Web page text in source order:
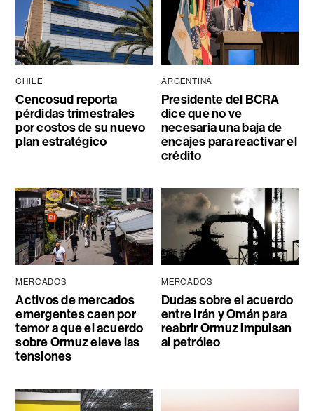
CHILE
Cencosud reporta
pérdidas trimestrales
por costos de su nuevo
plan estratégico
ARGENTINA
Presidente del BCRA
dice que no ve
necesaria una baja de
encajes para reactivar el
crédito
MERCADOS
Activos de mercados
emergentes caen por
temor a que el acuerdo
sobre Ormuz eleve las
tensiones
MERCADOS
Dudas sobre el acuerdo
entre Irán y Omán para
reabrir Ormuz impulsan
al petróleo